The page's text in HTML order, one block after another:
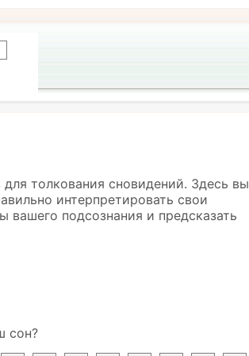
толкования сновидений. Здесь вы
интерпретировать свои
вашего подсознания и предсказать
сон?